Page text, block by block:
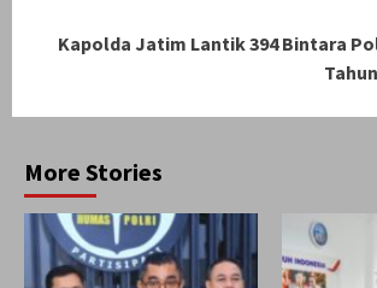
Kapolda Jatim Lantik 394 Bintara
More Stories